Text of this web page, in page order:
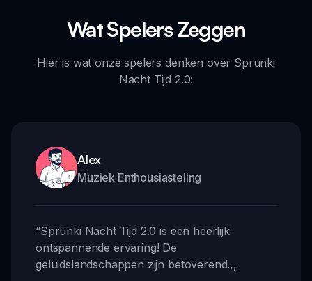
Wat Spelers Zeggen
Hier is wat onze spelers denken over Sprunki
Nacht Tijd 2.0:
Alex
Muziek Enthousiasteling
“Sprunki Nacht Tijd 2.0 is een heerlijk
ontspannende ervaring! De
geluidslandschappen zijn betoverend.,,